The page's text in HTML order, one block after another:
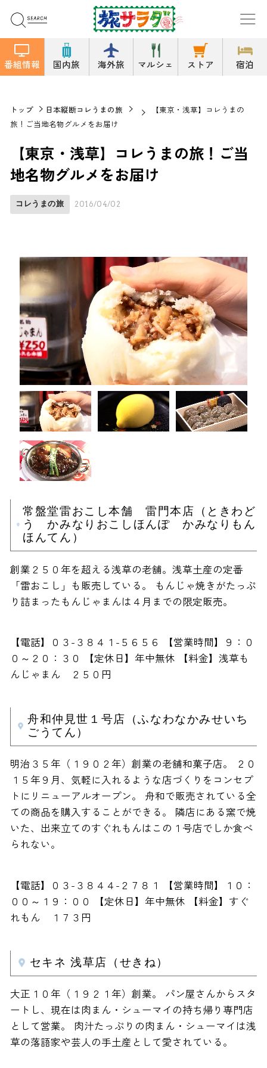
番組情報 国内旅 海外旅 マルシェ ストア 宿泊
トップ 日本縦断コレうまの旅
【東京・浅草】コレうまの
旅！ご当地名物グルメをお届け
【東京・浅草】コレうまの旅！ご当
地名物グルメをお届け
コレうまの旅 2016/04/02
常盤堂雷おこし本舗 雷門本店（ときわど
う かみなりおこしほんぽ かみなりもん
ほんてん）
創業２５０年を超える浅草の老舗。浅草土産の定番
「雷おこし」も販売している。 もんじゃ焼きがたっぷ
り詰まったもんじゃまんは４月までの限定販売。
【電話】０３-３８４１-５６５６ 【営業時間】９：０
０～２０：３０ 【定休日】年中無休 【料金】浅草も
んじゃまん ２５０円
舟和仲見世１号店（ふなわなかみせいち
ごうてん）
明治３５年（１９０２年）創業の老舗和菓子店。 ２０
１５年９月、気軽に入れるような店づくりをコンセプ
トにリニューアルオープン。 舟和で販売されている全
ての商品を購入することができる。 隣店にある窯で焼
いた、出来立てのすぐれもんはこの１号店でしか食べ
られない。
【電話】０３-３８４４-２７８１ 【営業時間】１０：
００～１９：００ 【定休日】年中無休 【料金】すぐ
れもん １７３円
セキネ 浅草店（せきね）
大正１０年（１９２１年）創業。 パン屋さんからスタ
ートし、現在は肉まん・シューマイの持ち帰り専門店
として営業。 肉汁たっぷりの肉まん・シューマイは浅
草の落語家や芸人の手土産として愛されている。